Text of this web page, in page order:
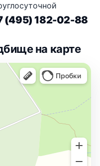
(495) 182-02-88
на карте